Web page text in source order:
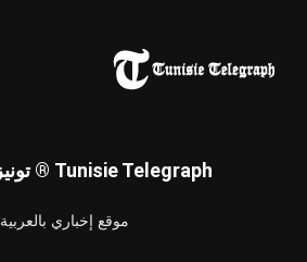
تونيزي تلغراف ® Tunisie Telegraph
موقع إخباري بالعربية